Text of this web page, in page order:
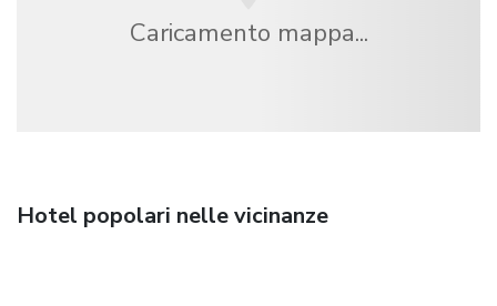
Caricamento mappa...
Hotel popolari nelle vicinanze